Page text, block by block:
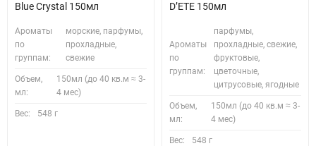
Blue Crystal 150мл
Ароматы
по
группам:
морские, парфумы,
прохладные,
свежие
Объем,
мл:
150мл (до 40 кв.м ≈ 3-
4 мес)
Вес: 548 г
D’ETE 150мл
Ароматы
по
группам:
парфумы,
прохладные, свежие,
фруктовые,
цветочные,
цитрусовые, ягодные
Объем,
мл:
150мл (до 40 кв.м ≈ 3-
4 мес)
Вес: 548 г